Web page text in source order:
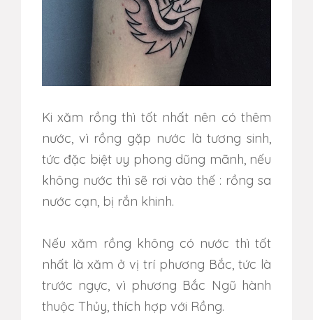
Ki xăm rồng thì tốt nhất nên có thêm
nước, vì rồng gặp nước là tương sinh,
tức đặc biệt uy phong dũng mãnh, nếu
không nước thì sẽ rơi vào thế : rồng sa
nước cạn, bị rắn khinh.
Nếu xăm rồng không có nước thì tốt
nhất là xăm ở vị trí phương Bắc, tức là
trước ngực, vì phương Bắc Ngũ hành
thuộc Thủy, thích hợp với Rồng.